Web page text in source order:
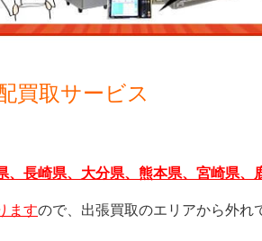
買取サービス
、長崎県、大分県、熊本県、宮崎県、
ますので、出張買取のエリアから外れ